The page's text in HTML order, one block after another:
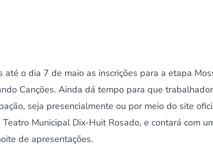
até o dia 7 de maio as inscrições para a etapa
Canções. Ainda dá tempo para que
seja presencialmente ou por meio do site
Municipal Dix-Huit Rosado, e contará com
de apresentações.